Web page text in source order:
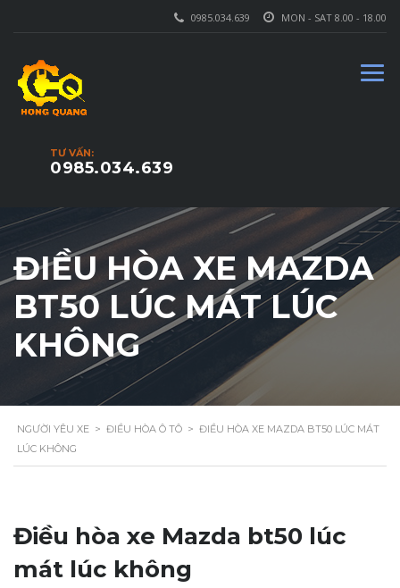
MON - SAT 8.00 - 18.00
0985.034.639
TƯ VẤN:
0985.034.639
ĐIỀU HÒA XE MAZDA
BT50 LÚC MÁT LÚC
KHÔNG
NGƯỜI YÊU XE > ĐIỀU HÒA Ô TÔ > ĐIỀU HÒA XE MAZDA BT50 LÚC MÁT
LÚC KHÔNG
Điều hòa xe Mazda bt50 lúc
mát lúc không